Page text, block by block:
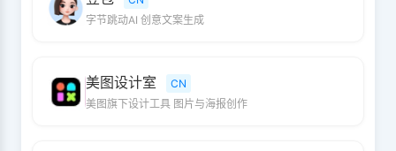
字节跳动AI 创意文案生成
美图设计室
CN
美图旗下设计工具 图片与海报创作